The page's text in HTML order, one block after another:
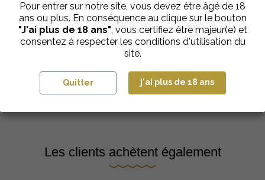
Sirops Bar
Sirop Fruit de la Passion
Ajouter au panier
Les clients achètent également
Pour entrer sur notre site, vous devez être âgé de 18
ans ou plus. En conséquence au clique sur le bouton
"J'ai plus de 18 ans", vous certifiez être majeur(e) et
consentez à respecter les conditions d'utilisation du
site.
Quitter j'ai plus de 18 ans